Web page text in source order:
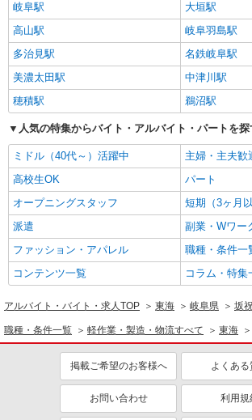
岐阜駅
大垣駅
高山駅
岐阜羽島駅
多治見駅
名鉄岐阜駅
美濃太田駅
中津川駅
穂積駅
鵜沼駅
人気の特集からバイト・アルバイト・パートを探
ミドル（40代～）活躍中
主婦・主夫歓
高校生OK
パート
オープニングスタッフ
短期（3ヶ月以
派遣
副業・Wワー
ファッション・アパレル
職種・条件一
コンテンツ一覧
コラム・特集
アルバイト・バイト・求人TOP 東海 岐阜県 坂
職種・条件一覧 軽作業・製造・物流すべて 東海
掲載ご希望のお客様へ よくある
お問い合わせ 利用規